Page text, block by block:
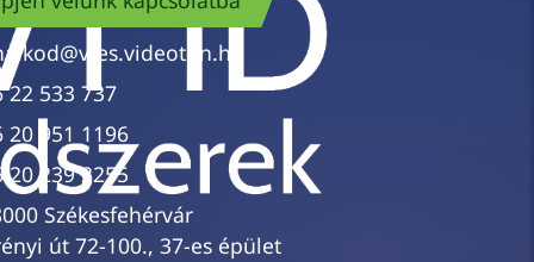
22 533 737
20 951 1196
20 239 2255
Székesfehérvár
út 72-100., 37-es épület